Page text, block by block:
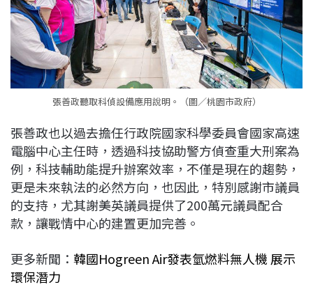
張善政聽取科偵設備應用說明。（圖／桃園市政府）
張善政也以過去擔任行政院國家科學委員會國家高速
電腦中心主任時，透過科技協助警方偵查重大刑案為
例，科技輔助能提升辦案效率，不僅是現在的趨勢，
更是未來執法的必然方向，也因此，特別感謝市議員
的支持，尤其謝美英議員提供了200萬元議員配合
款，讓戰情中心的建置更加完善。
更多新聞： 韓國Hogreen Air發表氫燃料無人機 展示
環保潛力